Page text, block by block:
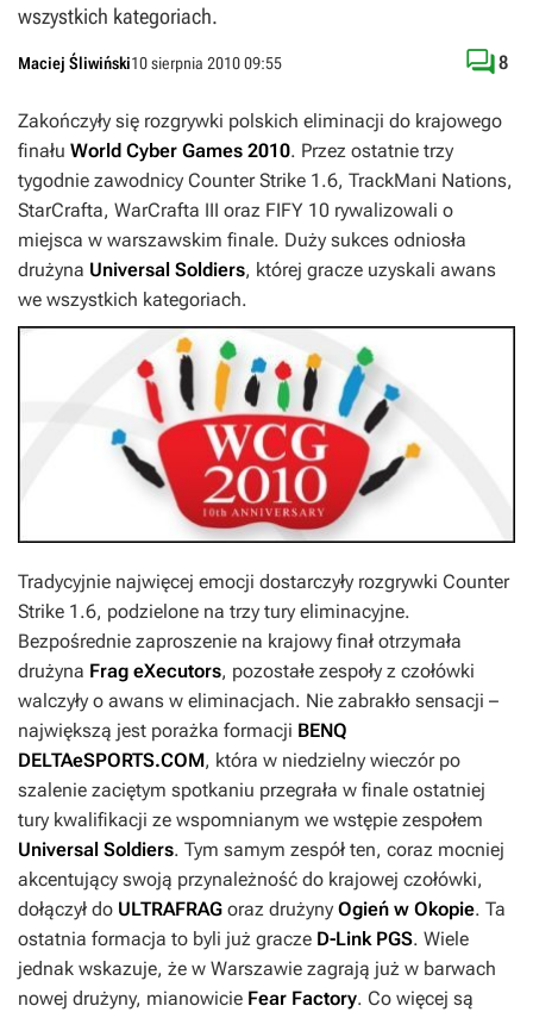
wszystkich kategoriach.
Maciej Śliwiński10 sierpnia 2010 09:55 8
Zakończyły się rozgrywki polskich eliminacji do krajowego
finału World Cyber Games 2010. Przez ostatnie trzy
tygodnie zawodnicy Counter Strike 1.6, TrackMani Nations,
StarCrafta, WarCrafta III oraz FIFY 10 rywalizowali o
miejsca w warszawskim finale. Duży sukces odniosła
drużyna Universal Soldiers, której gracze uzyskali awans
we wszystkich kategoriach.
Tradycyjnie najwięcej emocji dostarczyły rozgrywki Counter
Strike 1.6, podzielone na trzy tury eliminacyjne.
Bezpośrednie zaproszenie na krajowy finał otrzymała
drużyna Frag eXecutors, pozostałe zespoły z czołówki
walczyły o awans w eliminacjach. Nie zabrakło sensacji –
największą jest porażka formacji BENQ
DELTAeSPORTS.COM, która w niedzielny wieczór po
szalenie zaciętym spotkaniu przegrała w finale ostatniej
tury kwalifikacji ze wspomnianym we wstępie zespołem
Universal Soldiers. Tym samym zespół ten, coraz mocniej
akcentujący swoją przynależność do krajowej czołówki,
dołączył do ULTRAFRAG oraz drużyny Ogień w Okopie. Ta
ostatnia formacja to byli już gracze D-Link PGS. Wiele
jednak wskazuje, że w Warszawie zagrają już w barwach
nowej drużyny, mianowicie Fear Factory. Co więcej są